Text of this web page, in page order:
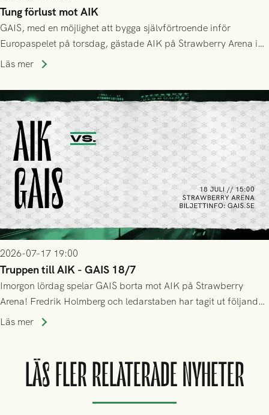
Tung förlust mot AIK
GAIS, med en möjlighet att bygga självförtroende inför
Europaspelet på torsdag, gästade AIK på Strawberry Arena i
Stockholm . Men trots konstant hotande i första halvlek av
lyckades få in 2-0.
Läs mer
2026-07-17 19:00
Truppen till AIK - GAIS 18/7
Imorgon lördag spelar GAIS borta mot AIK på Strawberry
Arena! Fredrik Holmberg och ledarstaben har tagit ut följande
trupp till matchen:
Läs mer
LÄS FLER RELATERADE NYHETER